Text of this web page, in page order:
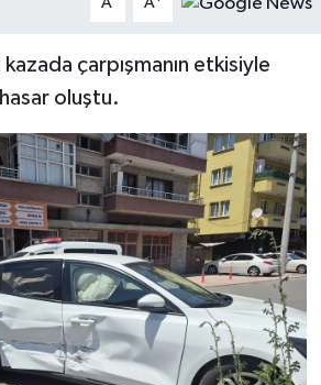
kazada çarpışmanın etkisiyle
oluştu.